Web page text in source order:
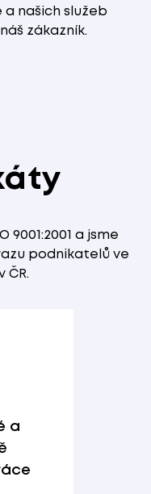
našich služeb
zákazník.
a jsme
podnikatelů ve
ČR.
a